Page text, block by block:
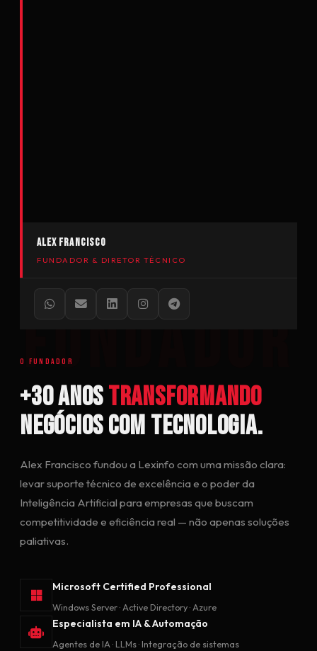
ALEX FRANCISCO
FUNDADOR & DIRETOR TÉCNICO
O FUNDADOR
+30 anostransformando
negócios com tecnologia.
Alex Francisco fundou a Lexinfo com uma missão clara:
levar suporte técnico de excelência e o poder da
Inteligência Artificial para empresas que buscam
competitividade e eficiência real — não apenas soluções
paliativas.
Microsoft Certified Professional
Windows Server · Active Directory · Azure
Especialista em IA & Automação
Agentes de IA · LLMs · Integração de sistemas